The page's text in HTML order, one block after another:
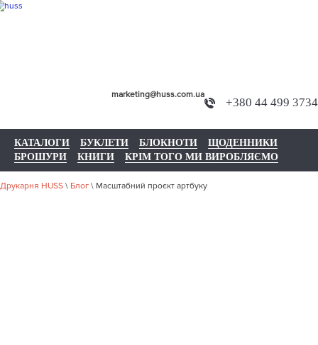
+380 44 499 3734
marketing@huss.com.ua
КАТАЛОГИ БУКЛЕТИ БЛОКНОТИ
ЩОДЕННИКИ
БРОШУРИ
КНИГИ КРІМ ТОГО МИ ВИРОБЛЯЄМО
Друкарня HUSS \ Блог \ Масштабний проєкт артбуку